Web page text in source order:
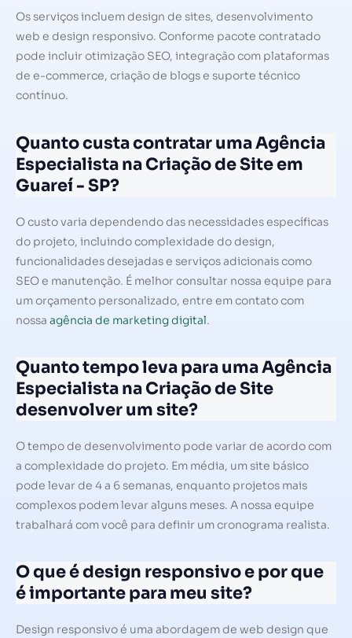
Os serviços incluem design de sites, desenvolvimento
web e design responsivo. Conforme pacote contratado
pode incluir otimização SEO, integração com plataformas
de e-commerce, criação de blogs e suporte técnico
contínuo.
Quanto custa contratar uma Agência
Especialista na Criação de Site em
Guareí - SP?
O custo varia dependendo das necessidades específicas
do projeto, incluindo complexidade do design,
funcionalidades desejadas e serviços adicionais como
SEO e manutenção. É melhor consultar nossa equipe para
um orçamento personalizado, entre em contato com
nossa agência de marketing digital.
Quanto tempo leva para uma Agência
Especialista na Criação de Site
desenvolver um site?
O tempo de desenvolvimento pode variar de acordo com
a complexidade do projeto. Em média, um site básico
pode levar de 4 a 6 semanas, enquanto projetos mais
complexos podem levar alguns meses. A nossa equipe
trabalhará com você para definir um cronograma realista.
O que é design responsivo e por que
é importante para meu site?
Design responsivo é uma abordagem de web design que